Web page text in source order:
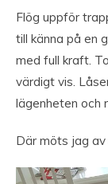
Flög uppför
till känna på en
med full kraft.
värdigt vis.
lägenheten och
Där möts jag av